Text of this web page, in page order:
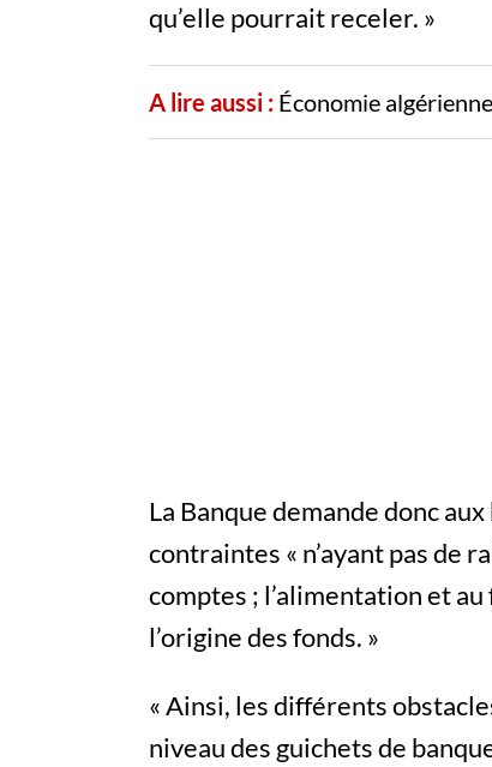
qu’elle pourrait receler. »
A lire aussi : Économie
La Banque demande donc
contraintes « n’ayant pas de
comptes ; l’alimentation et
l’origine des fonds. »
« Ainsi, les différents
niveau des guichets de